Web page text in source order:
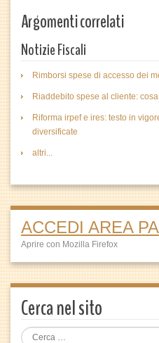
Argomenti correlati
Notizie Fiscali
Rimborsi spese di accesso dei
Riaddebito spese al cliente:
Riforma irpef e ires: testo in
diversificate
altri...
ACCEDI AREA
Aprire con Mozilla Firefox
Cerca nel sito